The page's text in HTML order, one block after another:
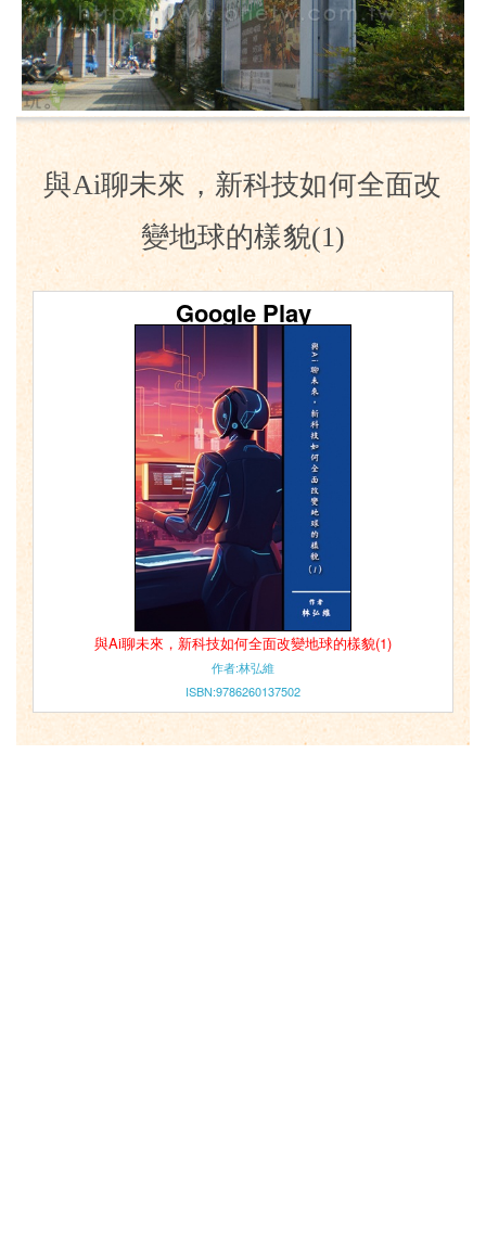
與Ai聊未來，新科技如何全面改
變地球的樣貌(1)
Google Play
與Ai聊未來，新科技如何全面改變地球的樣貌(1)
作者:林弘維
ISBN:9786260137502